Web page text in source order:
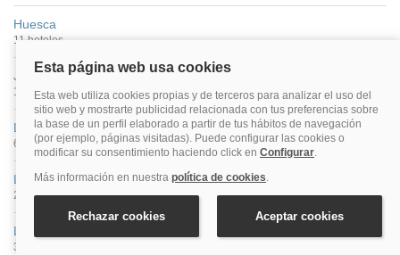
Huesca
11 hoteles
Jaén
11 hoteles
León
63 hoteles
Lleida
21 hoteles
Logroño
39 hoteles